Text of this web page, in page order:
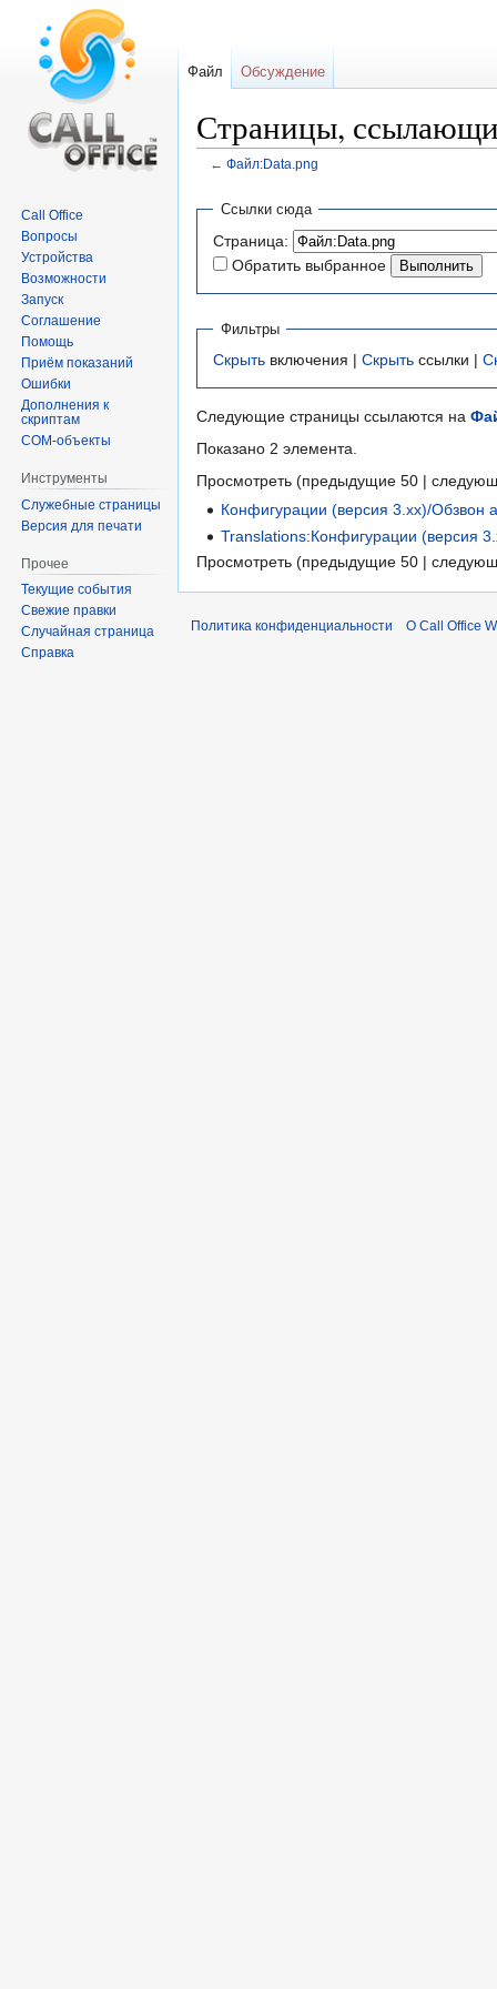
Страницы,
← Файл:Data.png
Перейти
навигации
Перейти
поиску
Ссылки сюда
Страница:
Обратить выбранное
Фильтры
Скрыть включения | Скрыть ссылки |
Следующие страницы ссылаются на
Показано 2 элемента.
Просмотреть (предыдущие 50 |
Конфигурации (версия 3.хх)/Обзвон
Translations:Конфигурации (версия
Просмотреть (предыдущие 50 |
Файл Обсуждение
Call Office
Вопросы
Устройства
Возможности
Запуск
Соглашение
Помощь
Приём показаний
Ошибки
Дополнения к
скриптам
COM-объекты
Инструменты
Служебные страницы
Версия для печати
Прочее
Текущие события
Свежие правки
Случайная страница
Справка
Политика конфиденциальности О Call Office